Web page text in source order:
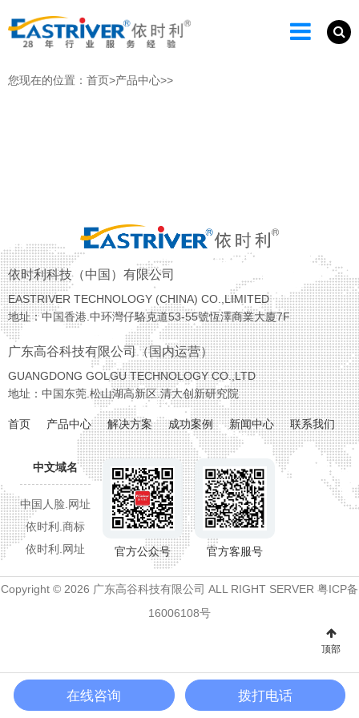
您现在的位置： 首页>产品中心>>
依时利科技（中国）有限公司
EASTRIVER TECHNOLOGY (CHINA) CO.,LIMITED
地址：中国香港.中环灣仔駱克道53-55號恆澤商業大廈7F
广东高谷科技有限公司（国内运营）
GUANGDONG GOLGU TECHNOLOGY CO.,LTD
地址：中国东莞.松山湖高新区.清大创新研究院
首页 产品中心 解决方案 成功案例 新闻中心 联系我们
中文域名
中国人脸.网址
依时利.商标
依时利.网址
官方公众号 官方客服号
Copyright © 2026 广东高谷科技有限公司 ALL RIGHT SERVER 粤ICP备
16006108号
拨打电话
顶部
在线咨询 拨打电话